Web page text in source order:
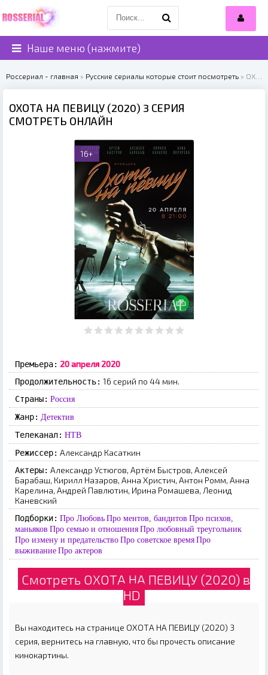
Наше меню (нажмите)
Россериал - главная » Русские сериалы которые стоит посмотреть » ОХОТА НА ПЕВИЦУ (2020)
ОХОТА НА ПЕВИЦУ (2020) 3 СЕРИЯ
СМОТРЕТЬ ОНЛАЙН
16+
Премьера: 20 апреля 2020
Продолжительность: 16 серий по 44 мин.
Страны: Россия
Жанр: Детектив
Телеканал: НТВ
Режиссер: Александр Касаткин
Актеры: Александр Устюгов, Артём Быстров, Алексей
Барабаш, Кирилл Назаров, Анна Христич, Антон Ромм, Анна
Карелина, Андрей Павлютин, Ирина Ромашева, Леонид
Каневский
Подборки: Про Любовь Про ментов, бандитов Про психов,
маньяков Про семью и отношения Про любовный треугольник
Про измену и предательство Про советское время Про
выживание Про актеров
Смотреть ОХОТА НА ПЕВИЦУ (2020) в
HD
Вы находитесь на странице ОХОТА НА ПЕВИЦУ (2020) 3
серия, вернитесь на главную, что бы прочесть описание
кинокартины.